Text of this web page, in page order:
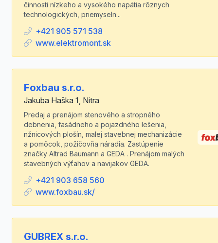
činnosti nízkeho a vysokého napätia rôznych
technologických, priemyseln...
+421 905 571 538
www.elektromont.sk
Foxbau s.r.o.
Jakuba Haška 1, Nitra
Predaj a prenájom stenového a stropného
debnenia, fasádneho a pojazdného lešenia,
nžnicových plošín, malej stavebnej mechanizácie
a pomôcok, požičovňa náradia. Zastúpenie
značky Altrad Baumann a GEDA . Prenájom malých
stavebných výťahov a navijakov GEDA.
+421 903 658 560
www.foxbau.sk/
GUBREX s.r.o.